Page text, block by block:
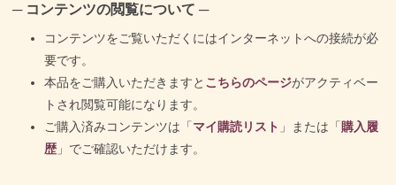
─ コンテンツの閲覧について ─
コンテンツをご覧いただくにはインターネットへの接続が必
要です。
本品をご購入いただきますと こちらのページがアクティベー
トされ閲覧可能になります。
ご購入済みコンテンツは「マイ購読リスト 」または「購入履
歴 」でご確認いただけます。